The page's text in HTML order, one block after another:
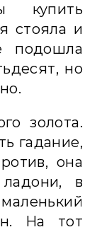
купить
стояла и
подошла
но
золота.
гадание,
она
в
На тот